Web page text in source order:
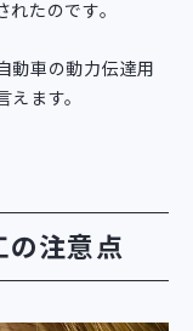
たのです。
動車の動力伝達用
ます。
の注意点